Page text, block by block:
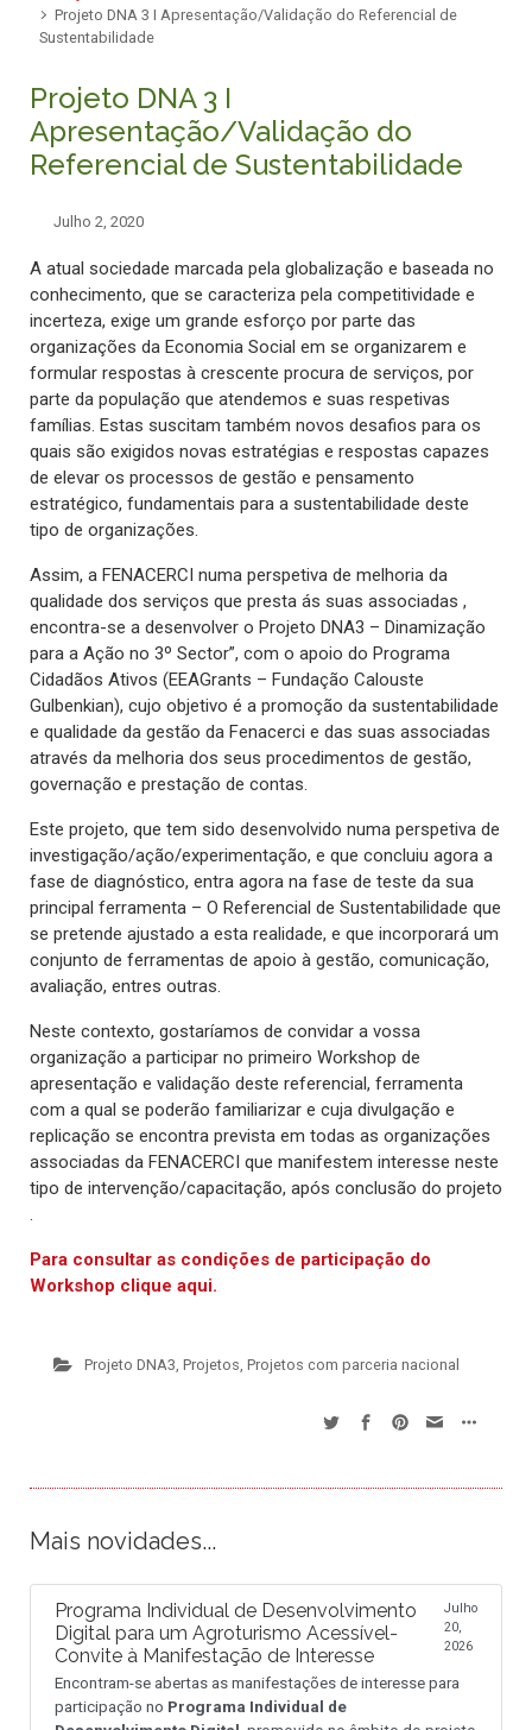
Projeto DNA 3 I Apresentação/Validação do Referencial de
Sustentabilidade
Projeto DNA 3 I
Apresentação/Validação do
Referencial de Sustentabilidade
Julho 2, 2020
A atual sociedade marcada pela globalização e baseada no
conhecimento, que se caracteriza pela competitividade e
incerteza, exige um grande esforço por parte das
organizações da Economia Social em se organizarem e
formular respostas à crescente procura de serviços, por
parte da população que atendemos e suas respetivas
famílias. Estas suscitam também novos desafios para os
quais são exigidos novas estratégias e respostas capazes
de elevar os processos de gestão e pensamento
estratégico, fundamentais para a sustentabilidade deste
tipo de organizações.
Assim, a FENACERCI numa perspetiva de melhoria da
qualidade dos serviços que presta ás suas associadas ,
encontra-se a desenvolver o Projeto DNA3 – Dinamização
para a Ação no 3º Sector”, com o apoio do Programa
Cidadãos Ativos (EEAGrants – Fundação Calouste
Gulbenkian), cujo objetivo é a promoção da sustentabilidade
e qualidade da gestão da Fenacerci e das suas associadas
através da melhoria dos seus procedimentos de gestão,
governação e prestação de contas.
Este projeto, que tem sido desenvolvido numa perspetiva de
investigação/ação/experimentação, e que concluiu agora a
fase de diagnóstico, entra agora na fase de teste da sua
principal ferramenta – O Referencial de Sustentabilidade que
se pretende ajustado a esta realidade, e que incorporará um
conjunto de ferramentas de apoio à gestão, comunicação,
avaliação, entres outras.
Neste contexto, gostaríamos de convidar a vossa
organização a participar no primeiro Workshop de
apresentação e validação deste referencial, ferramenta
com a qual se poderão familiarizar e cuja divulgação e
replicação se encontra prevista em todas as organizações
associadas da FENACERCI que manifestem interesse neste
tipo de intervenção/capacitação, após conclusão do projeto
.
Para consultar as condições de participação do
Workshop clique aqui.
Projeto DNA3 Projetos Projetos com parceria nacional
Mais novidades...
Programa Individual de Desenvolvimento
Digital para um Agroturismo Acessível-
Convite à Manifestação de Interesse
Julho
20,
2026
Encontram-se abertas as manifestações de interesse para
participação no Programa Individual de